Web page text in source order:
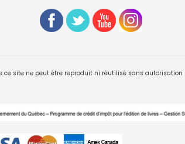
ce site ne peut être reproduit ni réutilisé sans autorisation